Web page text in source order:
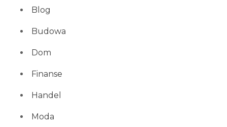
Blog
Budowa
Dom
Finanse
Handel
Moda